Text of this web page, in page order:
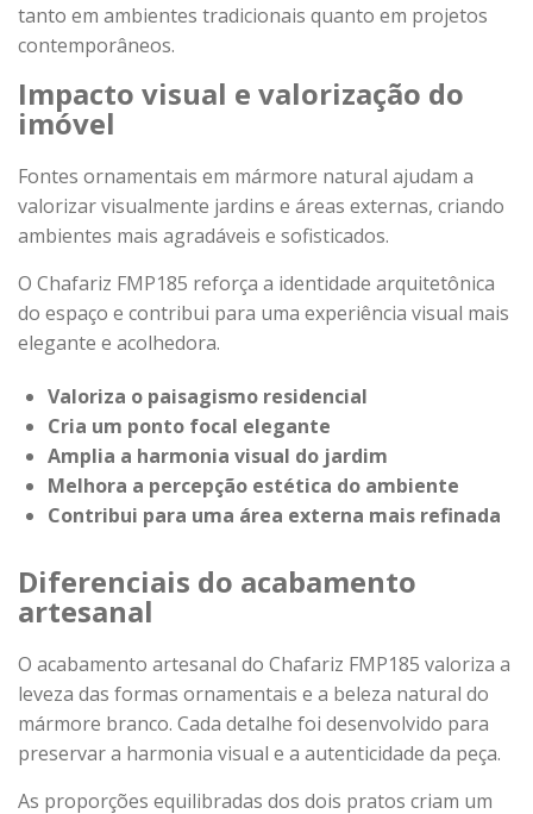
tanto em ambientes tradicionais quanto em projetos
contemporâneos.
Impacto visual e valorização do
imóvel
Fontes ornamentais em mármore natural ajudam a
valorizar visualmente jardins e áreas externas, criando
ambientes mais agradáveis e sofisticados.
O Chafariz FMP185 reforça a identidade arquitetônica
do espaço e contribui para uma experiência visual mais
elegante e acolhedora.
Valoriza o paisagismo residencial
Cria um ponto focal elegante
Amplia a harmonia visual do jardim
Melhora a percepção estética do ambiente
Contribui para uma área externa mais refinada
Diferenciais do acabamento
artesanal
O acabamento artesanal do Chafariz FMP185 valoriza a
leveza das formas ornamentais e a beleza natural do
mármore branco. Cada detalhe foi desenvolvido para
preservar a harmonia visual e a autenticidade da peça.
As proporções equilibradas dos dois pratos criam um